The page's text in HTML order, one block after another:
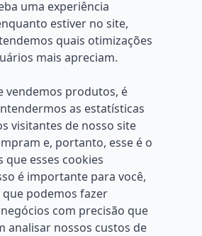
uma experiência
estiver no site,
quais otimizações
mais apreciam.
vendemos produtos, é
as estatísticas
visitantes de nosso site
e, portanto, esse é o
que esses cookies
é importante para você,
podemos fazer
com precisão que
analisar nossos custos de